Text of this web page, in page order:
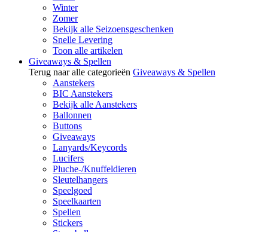
Winter
Zomer
Bekijk alle Seizoensgeschenken
Snelle Levering
Toon alle artikelen
Giveaways & Spellen
Terug naar alle categorieën Giveaways & Spellen
Aanstekers
BIC Aanstekers
Bekijk alle Aanstekers
Ballonnen
Buttons
Giveaways
Lanyards/Keycords
Lucifers
Pluche-/Knuffeldieren
Sleutelhangers
Speelgoed
Speelkaarten
Spellen
Stickers